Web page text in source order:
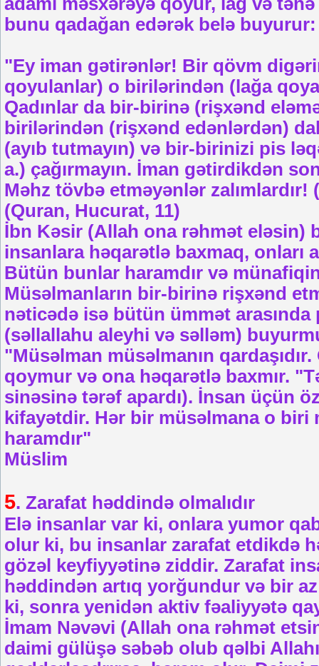
bunu qadağan edərək belə buyurur:
"Ey iman gətirənlər! Bir qövm
qoyulanlar) o birilərindən (lağa
Qadınlar da bir-birinə (rişxənd
birilərindən (rişxənd edənlərdən)
(ayıb tutmayın) və bir-birinizi pis
a.) çağırmayın. İman gətirdikdən
Məhz tövbə etməyənlər
(Quran, Hucurat, 11)
İbn Kəsir (Allah ona rəhmət eləsin)
insanlara həqarətlə baxmaq, onları
Bütün bunlar haramdır və
Müsəlmanların bir-birinə rişxənd
nəticədə isə bütün ümmət
(səllallahu aleyhi və səlləm)
"Müsəlman müsəlmanın
qoymur və ona həqarətlə baxmır.
sinəsinə tərəf apardı). İnsan üçün
kifayətdir. Hər bir müsəlmana o biri
haramdır"
Müslim
5. Zarafat həddində olmalıdır
Elə insanlar var ki, onlara yumor
olur ki, bu insanlar zarafat etdikdə
gözəl keyfiyyətinə ziddir. Zarafat
həddindən artıq yorğundur və bir
ki, sonra yenidən aktiv fəaliyyətə
İmam Nəvəvi (Allah ona rəhmət
daimi gülüşə səbəb olub qəlbi